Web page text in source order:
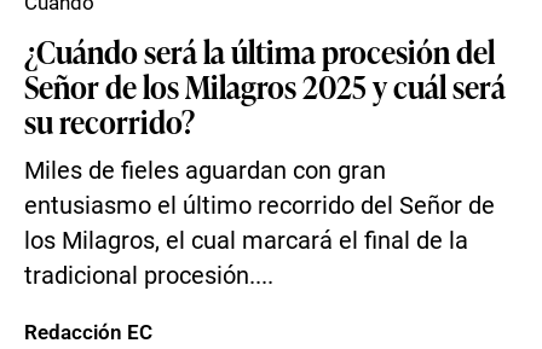
¿Cuándo será la última procesión del
Señor de los Milagros 2025 y cuál será
su recorrido?
Miles de fieles aguardan con gran
entusiasmo el último recorrido del Señor de
los Milagros, el cual marcará el final de la
tradicional procesión....
Redacción EC